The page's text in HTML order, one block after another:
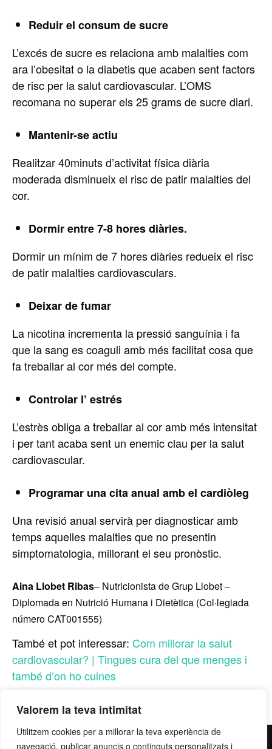
Valorem la teva intimitat
Utilitzem cookies per a millorar la teva experiència de
navegació, publicar anuncis o continguts personalitzats i
Reduir el consum de sucre
L’excés de sucre es relaciona amb malalties com
ara l’obesitat o la diabetis que acaben sent factors
de risc per la salut cardiovascular. L’OMS
recomana no superar els 25 grams de sucre diari.
Mantenir-se actiu
Realitzar 40minuts d’activitat física diària
moderada disminueix el risc de patir malalties del
cor.
Dormir entre 7-8 hores diàries.
Dormir un mínim de 7 hores diàries redueix el risc
de patir malalties cardiovasculars.
Deixar de fumar
La nicotina incrementa la pressió sanguínia i fa
que la sang es coaguli amb més facilitat cosa que
fa treballar al cor més del compte.
Controlar l’ estrés
L’estrès obliga a treballar al cor amb més intensitat
i per tant acaba sent un enemic clau per la salut
cardiovascular.
Programar una cita anual amb el cardiòleg
Una revisió anual servirà per diagnosticar amb
temps aquelles malalties que no presentin
simptomatologia, millorant el seu pronòstic.
Aina Llobet Ribas– Nutricionista de Grup Llobet –
Diplomada en Nutrició Humana i Dietètica (Col·legiada
número CAT001555)
També et pot interessar: Com millorar la salut
cardiovascular? | Tingues cura del que menges i
també d’on ho cuines
contacte@grupllobet.com| Política de privacitat|Donar-